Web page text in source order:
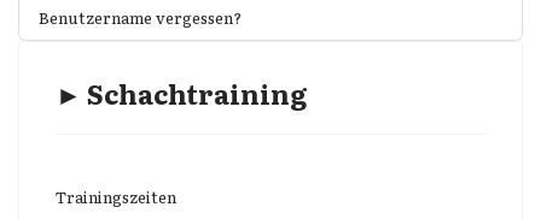
Benutzername vergessen?
► Schachtraining
Trainingszeiten